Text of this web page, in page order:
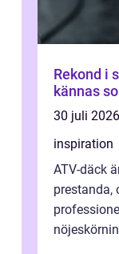
Rekond i skövde så
kännas
30 juli 2026
inspiration
ATV-däck
prestanda,